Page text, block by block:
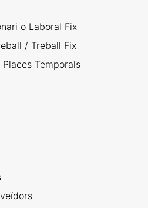
o Laboral Fix
/ Treball Fix
Temporals